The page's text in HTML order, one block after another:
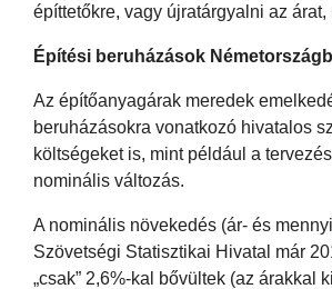
építtetőkre, vagy újratárgyalni az
Építési beruházások
Az építőanyagárak meredek
beruházásokra vonatkozó hivatalos
költségeket is, mint például a
nominális változás.
A nominális növekedés (ár- és
Szövetségi Statisztikai Hivatal már
„csak” 2,6%-kal bővültek (az